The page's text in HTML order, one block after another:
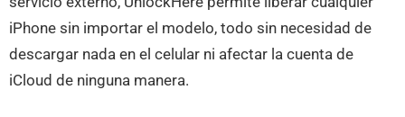
iPhone sin importar el modelo, todo sin necesidad de
descargar nada en el celular ni afectar la cuenta de
iCloud de ninguna manera.